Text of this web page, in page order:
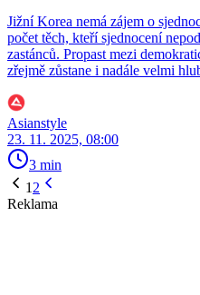
Jižní Korea nemá zájem o
počet těch, kteří sjednocení
zastánců. Propast mezi
zřejmě zůstane i nadále velmi
Asianstyle
23. 11. 2025, 08:00
3 min
1 2
Reklama